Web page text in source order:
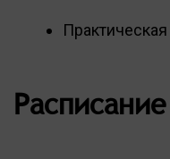
Практическая